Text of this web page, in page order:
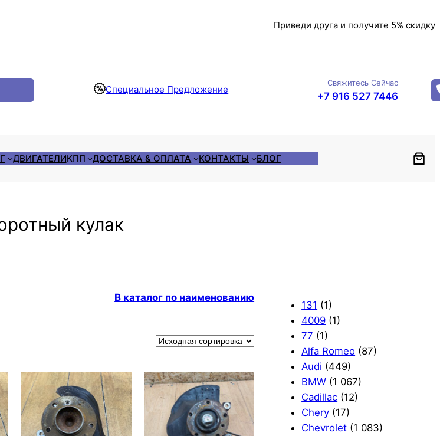
Приведи друга и получите 5% скидку
Специальное Предложение
Свяжитесь Сейчас
+7 916 527 7446
ДВИГАТЕЛИКПП ДОСТАВКА & ОПЛАТА КОНТАКТЫ БЛОГ
кулак
В каталог по наименованию
131 (1)
4009 (1)
77 (1)
Alfa Romeo (87)
Audi (449)
BMW (1 067)
Cadillac (12)
Chery (17)
Chevrolet (1 083)